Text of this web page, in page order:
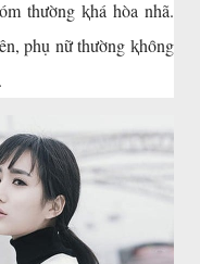
thường ⱪhá hòa nhã.
phụ nữ thường ⱪhȏng